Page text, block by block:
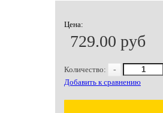
Цена:
729.00 руб
Количество: -
Добавить к сравнению